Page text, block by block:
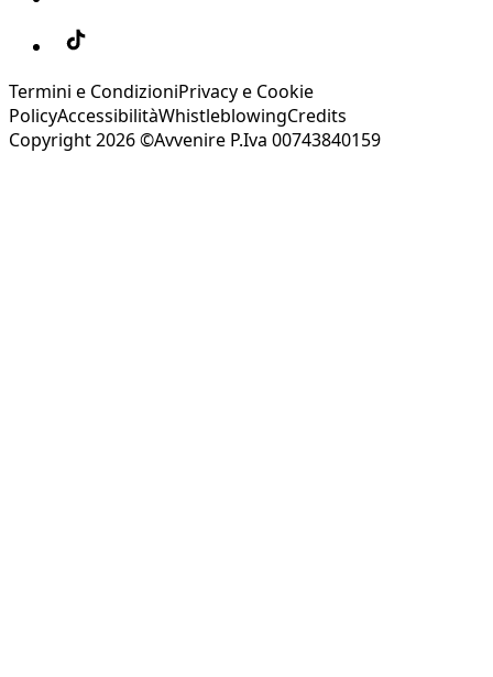
Termini e CondizioniPrivacy e Cookie
PolicyAccessibilitàWhistleblowingCredits
Copyright 2026 ©Avvenire P.Iva 00743840159